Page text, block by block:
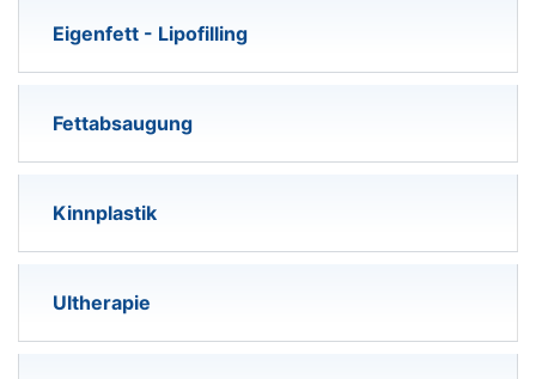
Eigenfett - Lipofilling
Fettabsaugung
Kinnplastik
Ultherapie